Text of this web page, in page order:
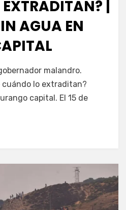
|
AGUA EN
malandro.
cuándo lo extraditan?
capital. El 15 de